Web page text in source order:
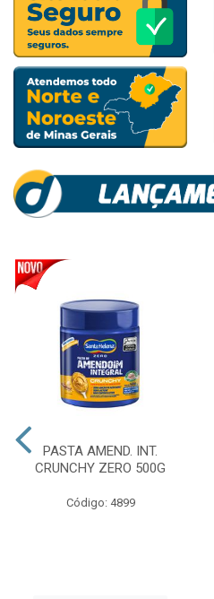
PASTA AMEND. INT.
CRUNCHY ZERO 500G
Código: 4899